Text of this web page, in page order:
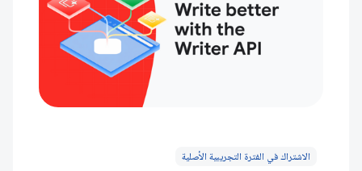
الاشتراك في الفترة التجريبية الأصلية